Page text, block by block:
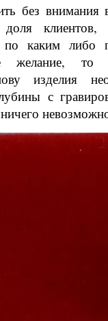
без внимания
доля
по каким либо
желание, то
изделия
с